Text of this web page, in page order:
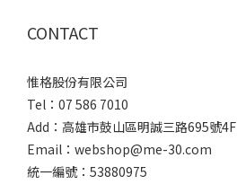
CONTACT
惟格股份有限公司
Tel：07 586 7010
Add： 高雄市鼓山區明誠三路695號4F
Email：webshop@me-30.com
統一編號：53880975